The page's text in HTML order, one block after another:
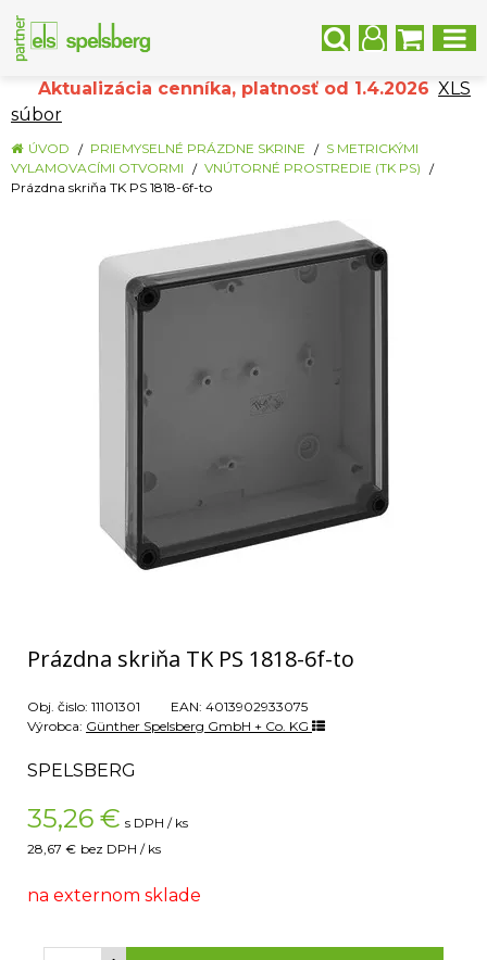
Aktualizácia cenníka, platnosť od 1.4.2026 XLS
súbor
ÚVOD PRIEMYSELNÉ PRÁZDNE SKRINE
S METRICKÝMI
VYLAMOVACÍMI OTVORMI
VNÚTORNÉ PROSTREDIE (TK PS)
Prázdna skriňa TK PS 1818-6f-to
Prázdna skriňa TK PS 1818-6f-to
Obj. čislo: 11101301 EAN: 4013902933075
Výrobca: Günther Spelsberg GmbH + Co. KG
SPELSBERG
35,26 € s DPH / ks
28,67 € bez DPH / ks
na externom sklade